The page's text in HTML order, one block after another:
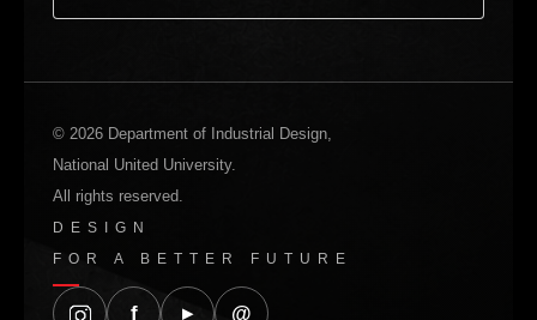
© 2026 Department of Industrial Design,
National United University.
All rights reserved.
DESIGN
FOR A BETTER FUTURE
f ▸ @